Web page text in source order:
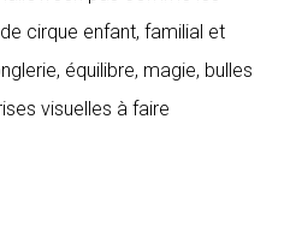
cirque enfant, familial et
équilibre, magie, bulles
visuelles à faire